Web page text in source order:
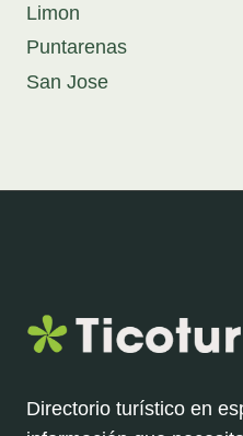
Limon
Puntarenas
San Jose
Directorio turístico en